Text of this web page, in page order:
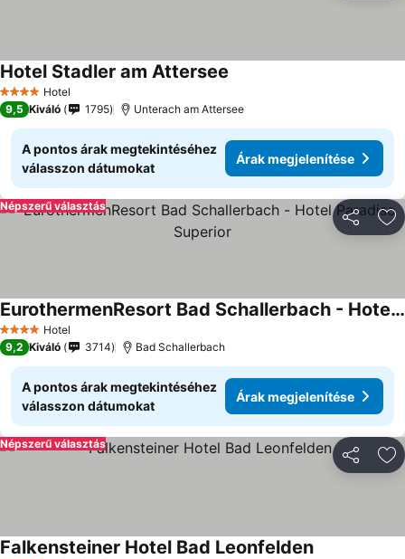
4 KategóriaHotel
Hotel Stadler am Attersee
9,5 Kiváló 1795 Unterach am Attersee
A pontos árak megtekintéséhez
válasszon dátumokat
Árak megjelenítése
Népszerű választás
4 KategóriaHotel
EurothermenResort Bad Schallerbach - Hotel Paradiso Superior
9,2 Kiváló 3714 Bad Schallerbach
A pontos árak megtekintéséhez
válasszon dátumokat
Árak megjelenítése
Népszerű választás
Falkensteiner Hotel Bad Leonfelden